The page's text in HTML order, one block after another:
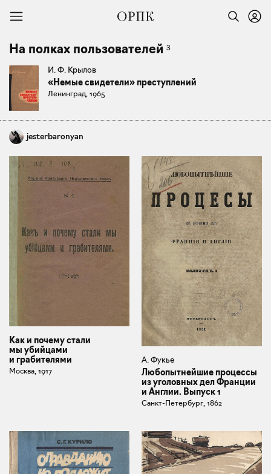
На полках пользователей 3
И. Ф. Крылов
«Немые свидетели» преступлений
Ленинград, 1965
jesterbaronyan
Как и почему стали
мы убийцами
и грабителями
Москва, 1917
А. Фукье
Любопытнейшие процессы
из уголовных дел Франции
и Англии. Выпуск 1
Санкт-Петербург, 1862